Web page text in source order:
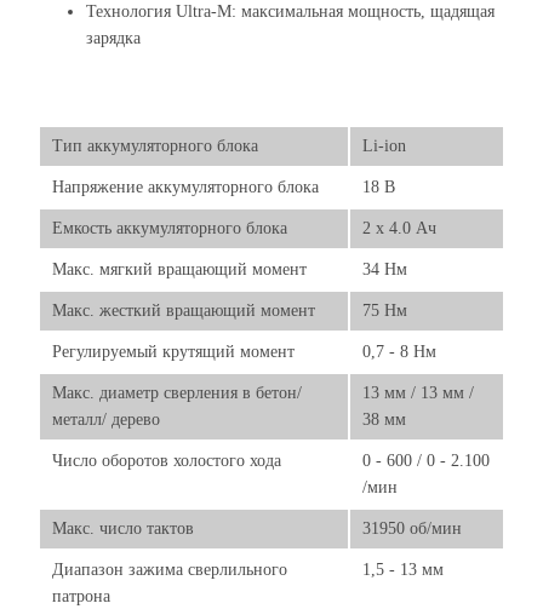
Технология Ultra-M: максимальная мощность, щадящая
зарядка
Тип аккумуляторного блока Li-ion
Напряжение аккумуляторного блока 18 B
Емкость аккумуляторного блока 2 х 4.0 Ач
Макс. мягкий вращающий момент 34 Нм
Макс. жесткий вращающий момент 75 Нм
Регулируемый крутящий момент 0,7 - 8 Нм
Макс. диаметр сверления в бетон/
металл/ дерево
13 мм / 13 мм /
38 мм
Число оборотов холостого хода
0 - 600 / 0 - 2.100
/мин
Макс. число тактов 31950 об/мин
Диапазон зажима сверлильного
патрона
1,5 - 13 мм